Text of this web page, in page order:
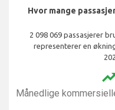
Hvor mange
2 098 069 passasjerer
representerer en
Månedlige